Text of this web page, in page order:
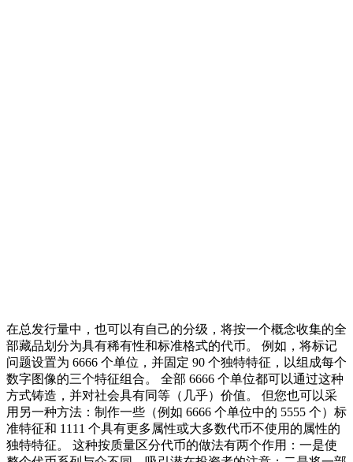
在总发行量中，也可以有自己的分级，将按一个概念收集的全
部藏品划分为具有稀有性和标准格式的代币。 例如，将标记
问题设置为 6666 个单位，并固定 90 个独特特征，以组成每个
数字图像的三个特征组合。 全部 6666 个单位都可以通过这种
方式铸造，并对社会具有同等（几乎）价值。 但您也可以采
用另一种方法：制作一些（例如 6666 个单位中的 5555 个）标
准特征和 1111 个具有更多属性或大多数代币不使用的属性的
独特特征。 这种按质量区分代币的做法有两个作用：一是使